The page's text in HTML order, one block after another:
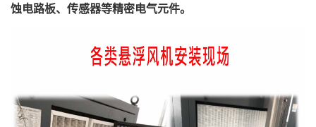
蚀电路板、传感器等精密电气元件。